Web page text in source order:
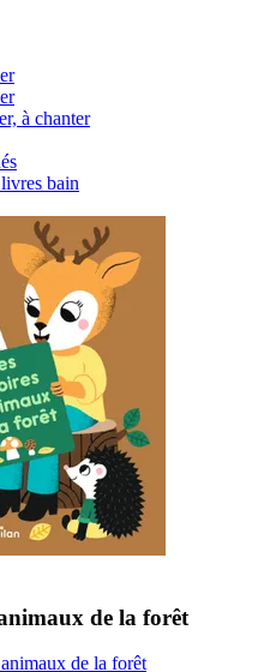
à chanter
bain
de la forêt
de la forêt